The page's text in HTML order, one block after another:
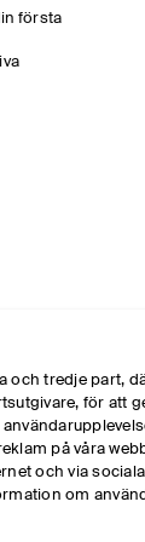
första
och tredje part,
för att
på våra
och via
om